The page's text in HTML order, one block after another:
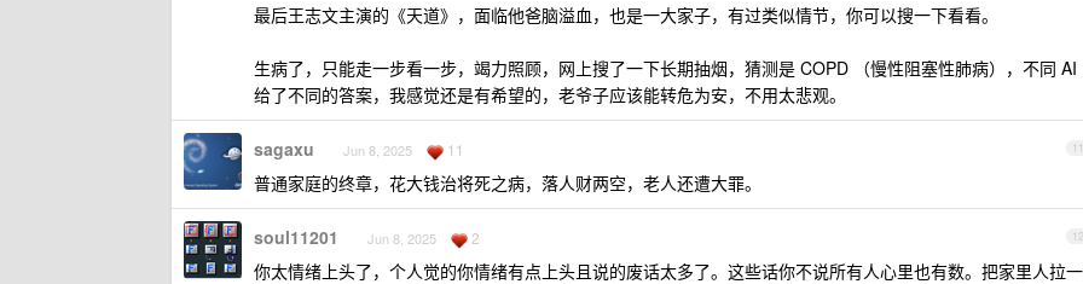
最后王志文主演的《天道》，面临他爸脑溢血，也是一大家子，有过类似情节，你可以搜一下看看。
生病了，只能走一步看一步，竭力照顾，网上搜了一下长期抽烟，猜测是 COPD （慢性阻塞性肺病），不同 AI
给了不同的答案，我感觉还是有希望的，老爷子应该能转危为安，不用太悲观。
11
sagaxu Jun 8, 2025 11
普通家庭的终章，花大钱治将死之病，落人财两空，老人还遭大罪。
12
soul11201 Jun 8, 2025 2
你太情绪上头了，个人觉的你情绪有点上头且说的废话太多了。这些话你不说所有人心里也有数。把家里人拉一